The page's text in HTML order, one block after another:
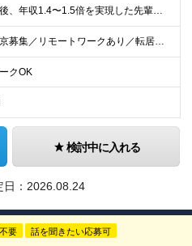
【現場配属後、年収1.4〜1.5倍を実現した先輩も！残業代全額支給】 ◆給与は経験やスキルに応じて決定します ◆年俸制250万円～350万円（1/12を月々支給） ≪年収UPの例≫ ◎飲食業からのキ
【大阪・東京募集／リモートワークあり／転居を伴う転勤なし】 東京本社、大阪事務所、または東京23区内・関西（大阪・兵庫）の各クライアント先勤務 ◆入社後、約1年間はクライアント先ではなく 自社内（東
クOK
検討中に入れる
： 2026.08.24
要 話を聞きたい応募可